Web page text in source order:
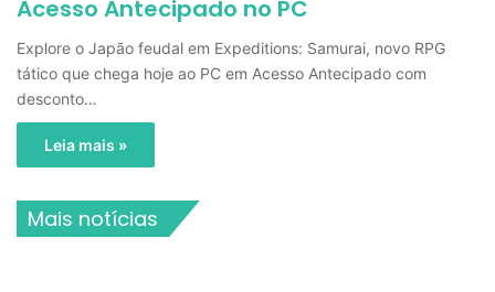
Acesso Antecipado no PC
Explore o Japão feudal em Expeditions: Samurai, novo RPG
tático que chega hoje ao PC em Acesso Antecipado com
desconto…
Leia mais »
Mais notícias